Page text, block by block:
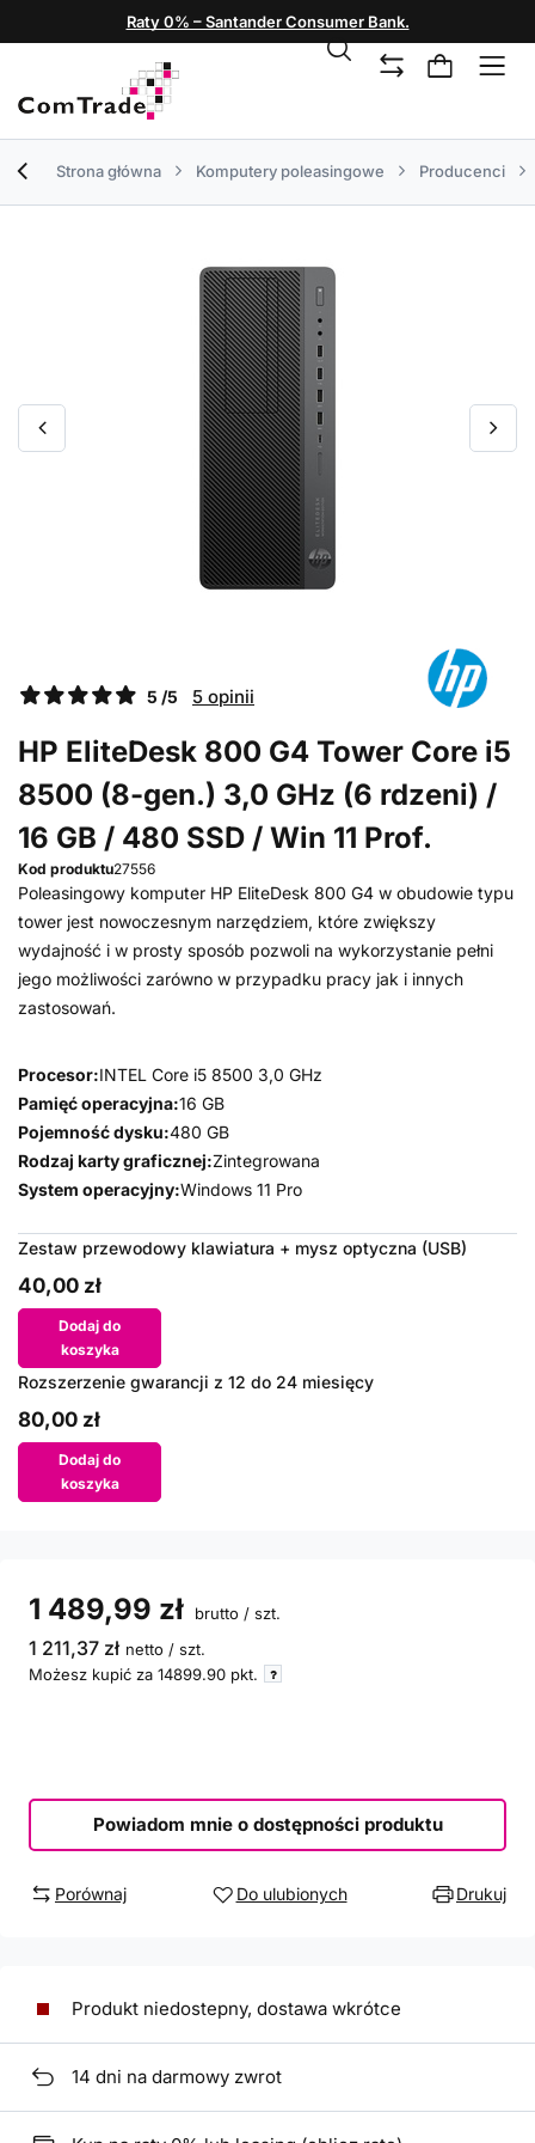
Raty 0% – Santander Consumer Bank.
Strona główna Komputery poleasingowe Producenci
5 /5 5 opinii
HP EliteDesk 800 G4 Tower Core i5
8500 (8-gen.) 3,0 GHz (6 rdzeni) /
16 GB / 480 SSD / Win 11 Prof.
Kod produktu27556
Poleasingowy komputer HP EliteDesk 800 G4 w obudowie typu
tower jest nowoczesnym narzędziem, które zwiększy
wydajność i w prosty sposób pozwoli na wykorzystanie pełni
jego możliwości zarówno w przypadku pracy jak i innych
zastosowań.
Procesor:INTEL Core i5 8500 3,0 GHz
Pamięć operacyjna:16 GB
Pojemność dysku:480 GB
Rodzaj karty graficznej:Zintegrowana
System operacyjny:Windows 11 Pro
Zestaw przewodowy klawiatura + mysz optyczna (USB)
40,00 zł
Dodaj do
koszyka
Rozszerzenie gwarancji z 12 do 24 miesięcy
80,00 zł
Dodaj do
koszyka
1 489,99 zł brutto / szt.
1 211,37 zł netto / szt.
Możesz kupić za 14899.90 pkt.
Powiadom mnie o dostępności produktu
Porównaj Do ulubionych Drukuj
Produkt niedostepny, dostawa wkrótce
14 dni na darmowy zwrot